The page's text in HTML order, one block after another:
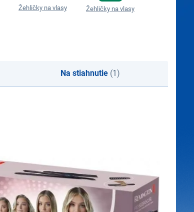
Žehličky na vlasy Žehličky na vlasy
Na stiahnutie (1)